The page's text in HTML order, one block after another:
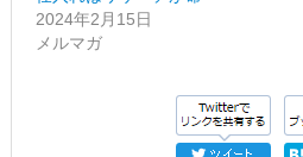
2024年2月15日
メルマガ